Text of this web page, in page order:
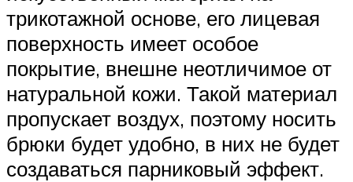
трикотажной основе, его лицевая
поверхность имеет особое
покрытие, внешне неотличимое от
натуральной кожи. Такой материал
пропускает воздух, поэтому носить
брюки будет удобно, в них не будет
создаваться парниковый эффект.